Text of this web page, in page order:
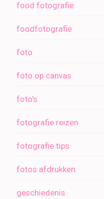
food fotografie
foodfotografie
foto
foto op canvas
foto's
fotografie reizen
fotografie tips
fotos afdrukken
geschiedenis